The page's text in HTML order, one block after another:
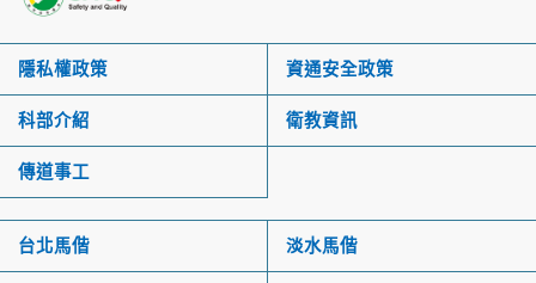
隱私權政策 資通安全政策
科部介紹 衛教資訊
傳道事工
台北馬偕 淡水馬偕